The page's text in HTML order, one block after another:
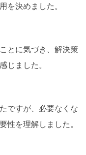
を決めました。
とに気づき、解決策
じました。
ですが、必要なくな
性を理解しました。